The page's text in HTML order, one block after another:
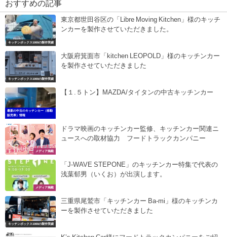
おすすめの記事
キッチンボックス1000の製作実績
東京都世田谷区の「Libre Moving Kitchen」様のキッチ
ンカーを製作させていただきました。
キッチンボックス1000の製作実績
大阪府箕面市「kitchen LEOPOLD」様のキッチンカー
を製作させていただきました
最新の中古のキッチンカー（移動
販売車）情報
【１.５トン】MAZDA/タイタンの中古キッチンカー
メディア掲載
ドラマ映画のキッチンカー監修、キッチンカー関連ニ
ュースへの取材協力 フードトラックカンパニー
メディア掲載
「J-WAVE STEPONE」のキッチンカー特集で代表の
浅葉郁男（いくお）が出演します。
キッチンボックス1000の製作実績
三重県尾鷲市「キッチンカー Ba-mi」様のキッチンカ
ーを製作させていただきました